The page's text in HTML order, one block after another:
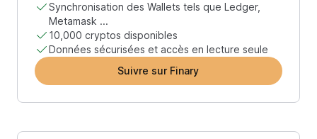
Synchronisation des Wallets tels que Ledger,
Metamask ...
10,000 cryptos disponibles
Données sécurisées et accès en lecture seule
Suivre sur Finary